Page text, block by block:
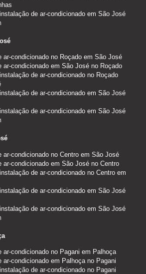
de ar-condicionado em São José
ar-condicionado no Roçado em São José
ar-condicionado em São José no Roçado
de ar-condicionado no Roçado
de ar-condicionado em São José
de ar-condicionado em São José
ar-condicionado no Centro em São José
ar-condicionado em São José no Centro
de ar-condicionado no Centro em
de ar-condicionado em São José
de ar-condicionado em São José
ar-condicionado no Pagani em Palhoça
ar-condicionado em Palhoça no Pagani
de ar-condicionado no Pagani